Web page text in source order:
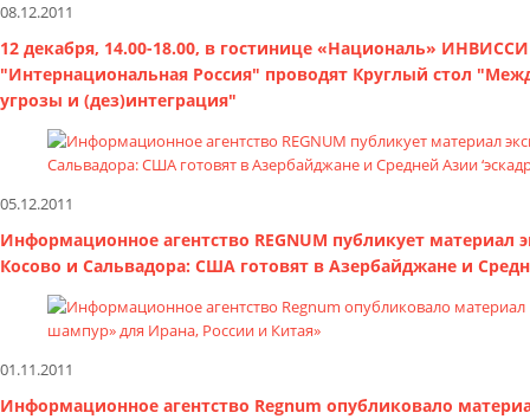
08.12.2011
12 декабря, 14.00-18.00, в гостинице «Националь»
"Интернациональная Россия" проводят Круглый стол
угрозы и (дез)интеграция"
05.12.2011
Информационное агентство REGNUM публикует
Косово и Сальвадора: США готовят в Азербайджане и
01.11.2011
Информационное агентство Regnum опубликовало